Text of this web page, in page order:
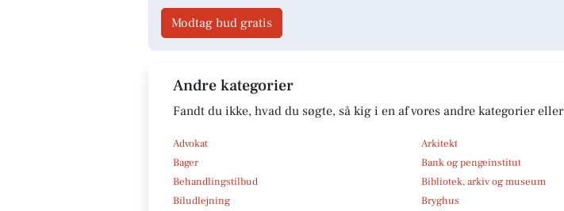
Modtag bud gratis
Andre kategorier
Fandt du ikke, hvad du søgte, så kig i en af vores andre kategorier
Advokat Arkitekt
Bager
Bank og pengeinstitut
Behandlingstilbud
Bibliotek, arkiv og museum
Biludlejning
Bryghus